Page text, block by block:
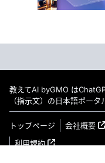
教えてAI byGMO は
（指示文）の日本語ポータ
トップページ 会社概要
利用規約